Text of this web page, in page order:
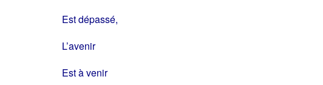
Est dépassé,
L’avenir
Est à venir